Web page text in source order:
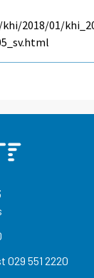
2018/01/
029 551 2220